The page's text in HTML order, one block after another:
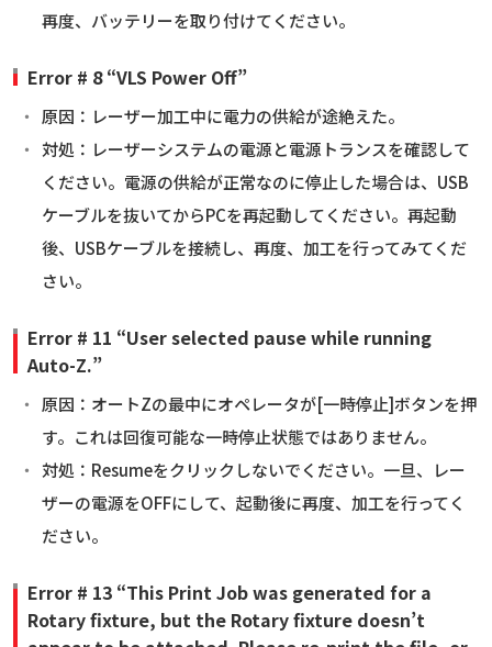
再度、バッテリーを取り付けてください。
Error # 8 “VLS Power Off”
原因：レーザー加工中に電力の供給が途絶えた。
対処：レーザーシステムの電源と電源トランスを確認して
ください。電源の供給が正常なのに停止した場合は、USB
ケーブルを抜いてからPCを再起動してください。再起動
後、USBケーブルを接続し、再度、加工を行ってみてくだ
さい。
Error # 11 “User selected pause while running
Auto-Z.”
原因：オートZの最中にオペレータが[一時停止]ボタンを押
す。これは回復可能な一時停止状態ではありません。
対処：Resumeをクリックしないでください。一旦、レー
ザーの電源をOFFにして、起動後に再度、加工を行ってく
ださい。
Error # 13 “This Print Job was generated for a
Rotary fixture, but the Rotary fixture doesn’t